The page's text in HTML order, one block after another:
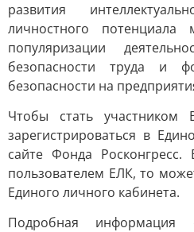
развития
личностного потенциала
популяризации
безопасности труда и
безопасности на
Чтобы стать участником
зарегистрироваться в
сайте Фонда
пользователем ЕЛК, то
Единого личного кабинета.
Подробная информация